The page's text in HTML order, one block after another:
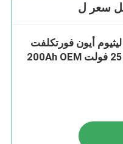
سعر ل
ليثيوم أيون فورتكلفت